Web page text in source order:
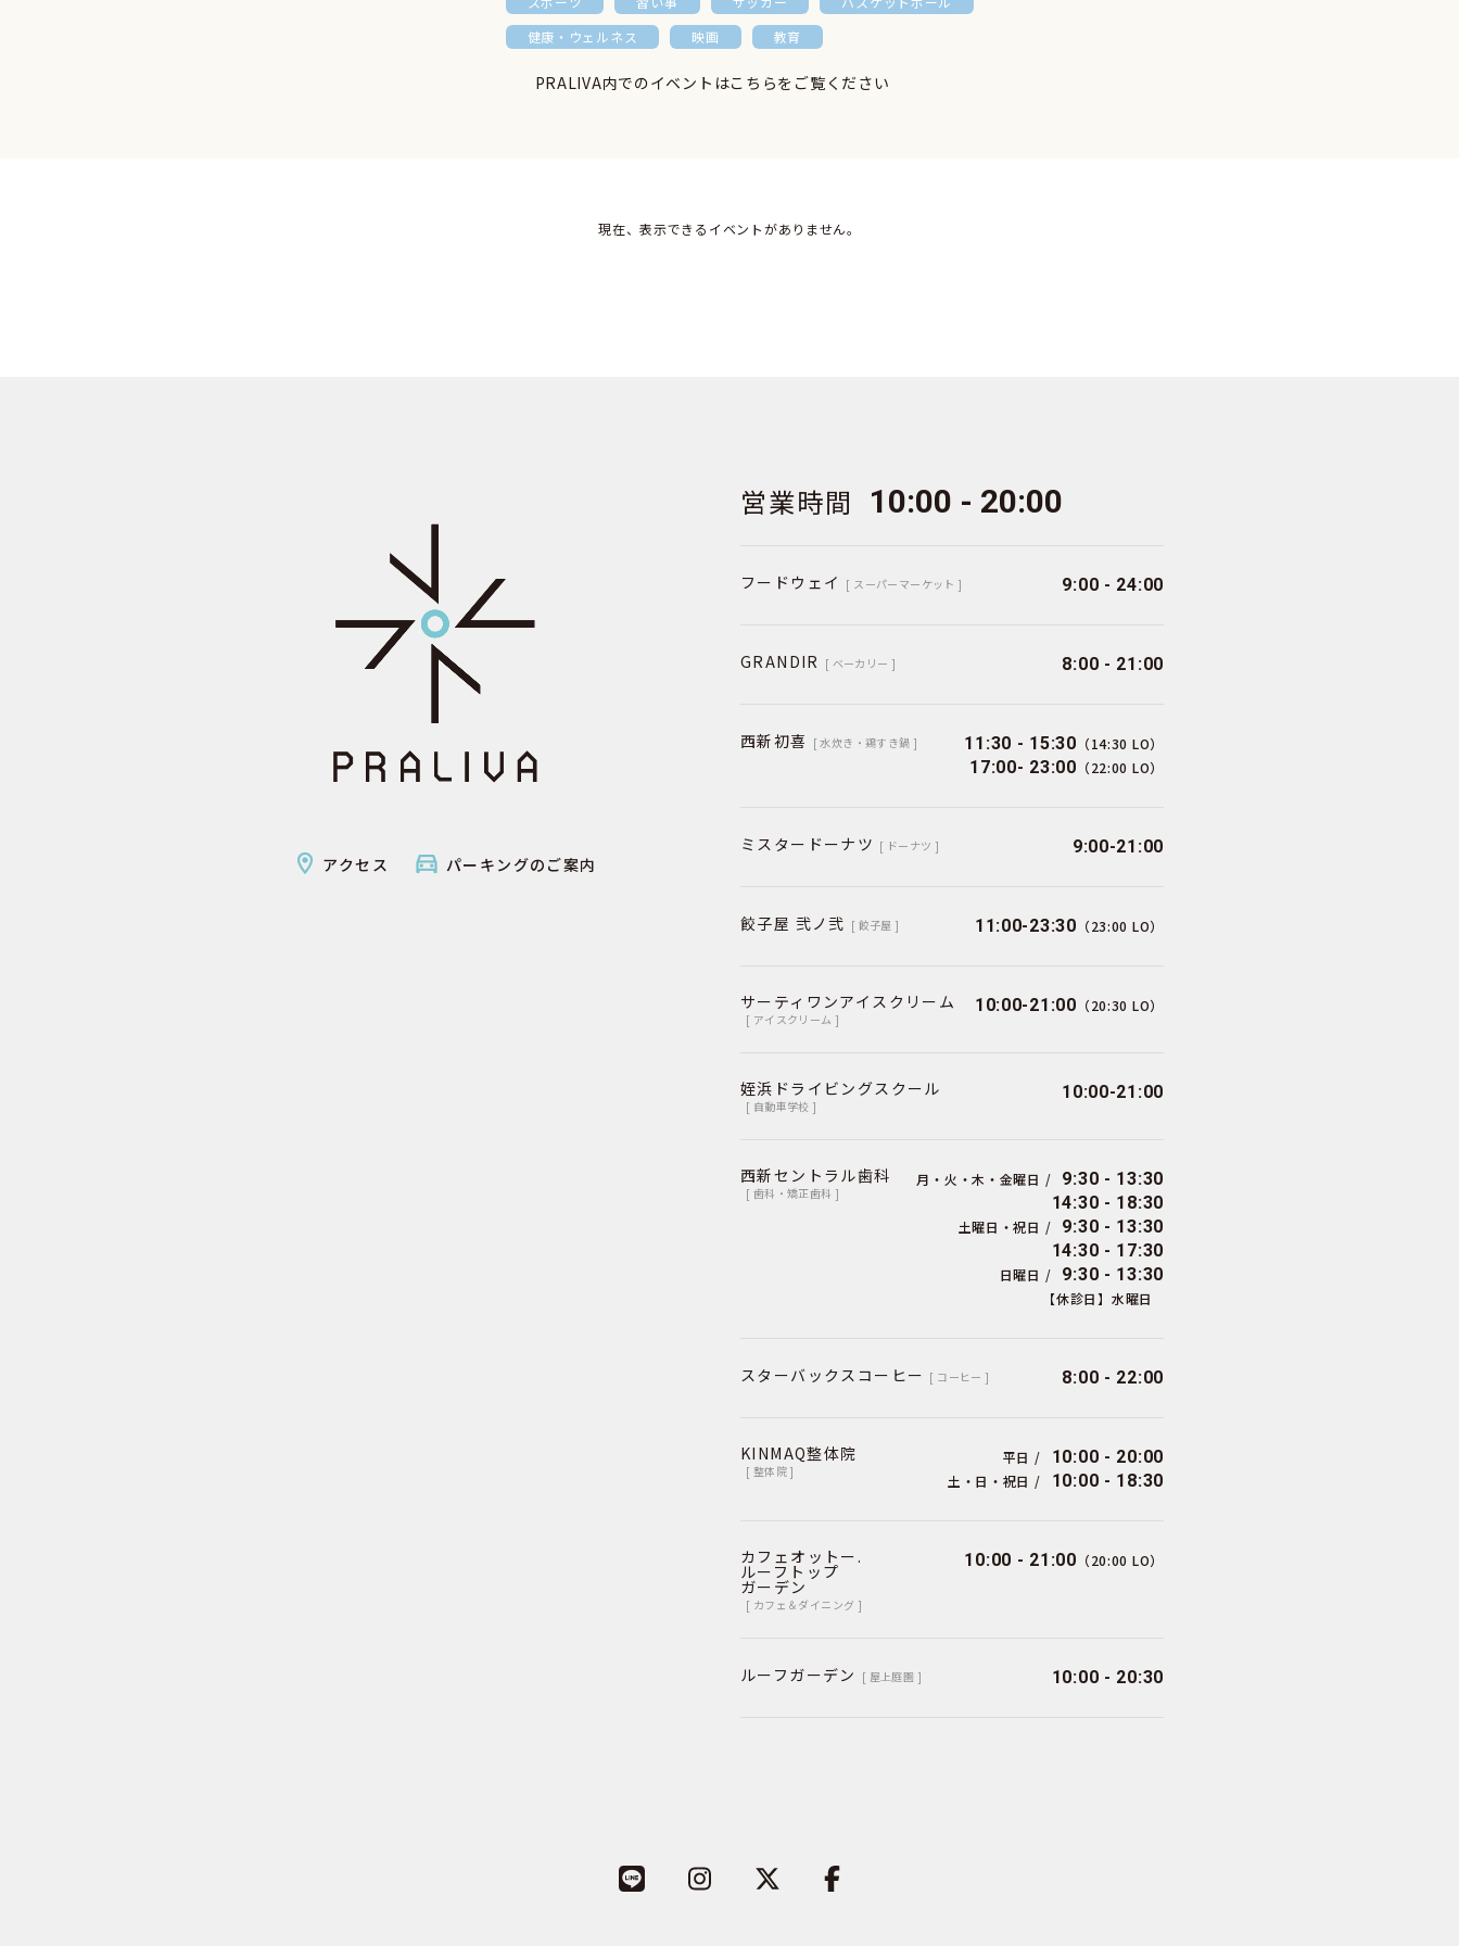
健康・ウェルネス
映画 教育
PRALIVA内でのイベントはこちらをご覧ください
現在、表示できるイベントがありません。
アクセス パーキングのご案内
営業時間 10:00 - 20:00
フードウェイ [ スーパーマーケット ] 9:00 - 24:00
GRANDIR [ ベーカリー ] 8:00 - 21:00
西新初喜 [ 水炊き・鶏すき鍋 ] 11:30 - 15:30 （14:30 LO）
17:00- 23:00 （22:00 LO）
ミスタードーナツ [ ドーナツ ] 9:00-21:00
餃子屋 弐ノ弐 [ 餃子屋 ] 11:00-23:30 （23:00 LO）
サーティワンアイスクリーム
[ アイスクリーム ]
10:00-21:00 （20:30 LO）
姪浜ドライビングスクール
[ 自動車学校 ]
10:00-21:00
西新セントラル歯科
[ 歯科・矯正歯科 ]
月・火・木・金曜日 /
9:30 - 13:30
14:30 - 18:30
土曜日・祝日 /
9:30 - 13:30
14:30 - 17:30
日曜日 / 9:30 - 13:30
【休診日】水曜日
スターバックスコーヒー [ コーヒー ] 8:00 - 22:00
KINMAQ整体院
[ 整体院 ]
平日 / 10:00 - 20:00
土・日・祝日 / 10:00 - 18:30
カフェオットー.
ルーフトップ
ガーデン
[ カフェ＆ダイニング ]
10:00 - 21:00 （20:00 LO）
ルーフガーデン [ 屋上庭園 ] 10:00 - 20:30